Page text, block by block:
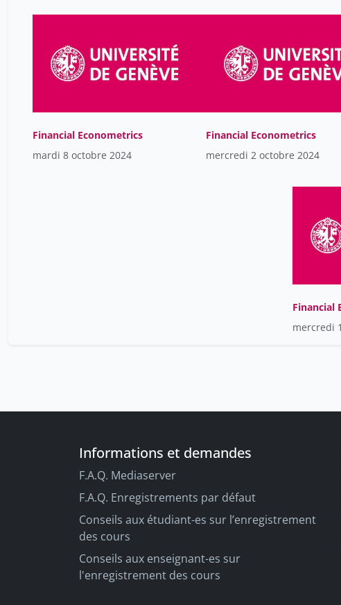
Financial Econometrics
mardi 8 octobre 2024
Financial Econometrics
mercredi 2 octobre 2024
Financial
mercredi
Informations et demandes
F.A.Q. Mediaserver
F.A.Q. Enregistrements par défaut
Conseils aux étudiant-es sur l’enregistrement
des cours
Conseils aux enseignant-es sur
l'enregistrement des cours